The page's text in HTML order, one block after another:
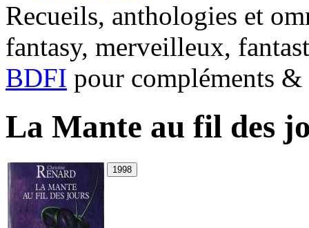
Recueils, anthologies et
fantasy, merveilleux,
BDFI pour compléments
La Mante au fil des